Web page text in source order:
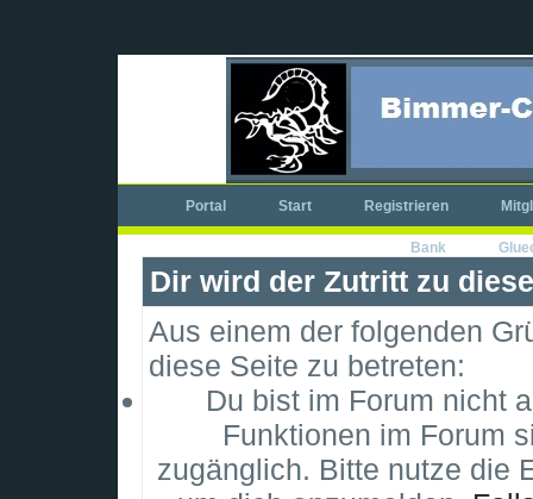
Portal Start Registrieren
Bank
Dir wird der Zutritt zu
Aus einem der folgenden
diese Seite zu betreten:
Du bist im Forum nicht
Funktionen im Forum
zugänglich. Bitte nutze die